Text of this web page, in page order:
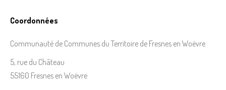
Coordonnées
Communauté de Communes du Territoire de Fresnes en Woëvre
5, rue du Château
55160 Fresnes en Woëvre